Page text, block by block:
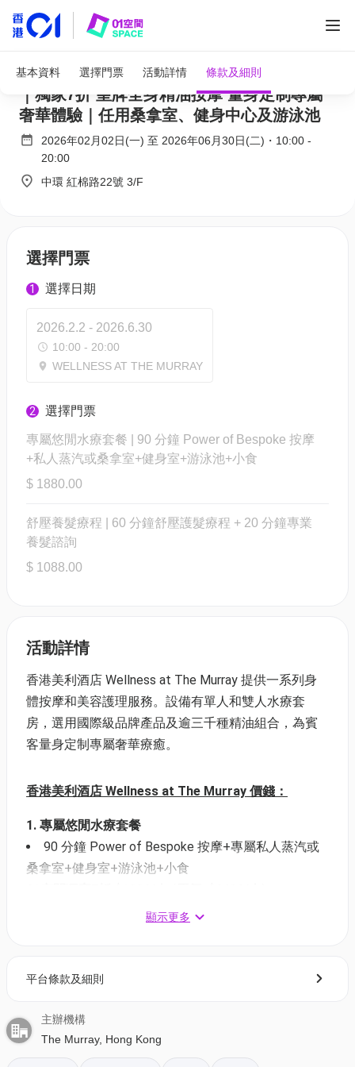
基本資料 選擇門票 活動詳情 條款及細則
中環香港美利酒店 Wellness at The Murray
｜獨家7折 皇牌全身精油按摩 量身定制專屬
奢華體驗｜任用桑拿室、健身中心及游泳池
2026年02月02日(一) 至 2026年06月30日(二) ・ 10:00 -
20:00
中環 紅棉路22號 3/F
選擇門票
1 選擇日期
2026.2.2 - 2026.6.30
10:00 - 20:00
WELLNESS AT THE MURRAY
2 選擇門票
專屬悠閒水療套餐 | 90 分鐘 Power of Bespoke 按摩
+私人蒸汽或桑拿室+健身室+游泳池+小食
$ 1880.00
舒壓養髮療程 | 60 分鐘舒壓護髮療程 + 20 分鐘專業
養髮諮詢
$ 1088.00
活動詳情
香港美利酒店 Wellness at The Murray 提供一系列身
體按摩和美容護理服務。設備有單人和雙人水療套
房，選用國際級品牌產品及逾三千種精油組合，為賓
客量身定制專屬奢華療癒。
香港美利酒店 Wellness at The Murray 價錢：
1. 專屬悠閒水療套餐
90 分鐘 Power of Bespoke 按摩+專屬私人蒸汽或
桑拿室+健身室+游泳池+小食
讓您的頭皮與秀髮享受滋養、保濕並恢復髮絲活力。
新、健康亮澤。
01空間獨家6折 $1088/人 (原價: $1800人)
顯示更多
平台條款及細則
主辦機構
The Murray, Hong Kong